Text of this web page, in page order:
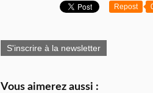
Repost
S'inscrire à la newsletter
Vous aimerez aussi :